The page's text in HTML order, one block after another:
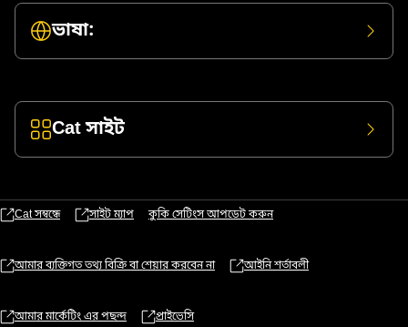
ভাষা:
Cat সাইট
Cat সম্বন্ধে সাইট ম্যাপ কুকি সেটিংস আপডেট করুন
আমার ব্যক্তিগত তথ্য বিক্রি বা শেয়ার করবেন না আইনি শর্তাবলী
আমার মার্কেটিং এর পছন্দ প্রাইভেসি